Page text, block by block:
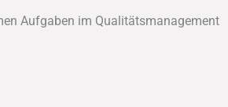
Aufgaben im Qualitätsmanagement